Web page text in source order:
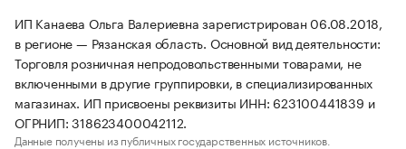
ИП Канаева Ольга Валериевна зарегистрирован 06.08.2018,
в регионе — Рязанская область. Основной вид деятельности:
Торговля розничная непродовольственными товарами, не
включенными в другие группировки, в специализированных
магазинах. ИП присвоены реквизиты ИНН: 623100441839 и
ОГРНИП: 318623400042112.
Данные получены из публичных государственных источников.